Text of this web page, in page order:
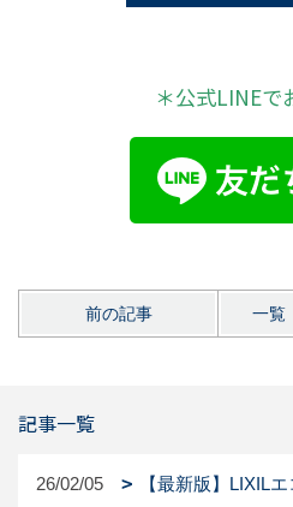
＊公式LINEで
前の記事 一覧
記事一覧
26/02/05
【最新版】LIXIL